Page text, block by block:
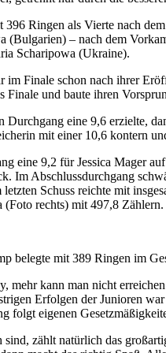
396 Ringen als Vierte nach
(Bulgarien) – nach dem
Scharipowa (Ukraine).
im Finale schon nach ihrer
und baute ihren
eine 9,6 erzielte,
mit einer 10,6 kontern
eine 9,2 für Jessica Mager
Im Abschlussdurchgang
Schuss reichte mit
rechts) mit 497,8 Zählern.
belegte mit 389 Ringen im
kann man nicht
Erfolgen der Junioren
folgt eigenen
zählt natürlich das